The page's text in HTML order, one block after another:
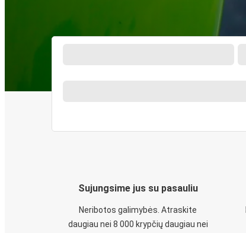
Sujungsime jus su pasauliu
Neribotos galimybės. Atraskite
daugiau nei 8 000 krypčių daugiau nei